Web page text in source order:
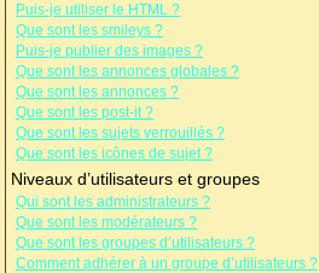
Puis-je utiliser le HTML ?
Que sont les smileys ?
Puis-je publier des images ?
Que sont les annonces globales ?
Que sont les annonces ?
Que sont les post-it ?
Que sont les sujets verrouillés ?
Que sont les icônes de sujet ?
Niveaux d’utilisateurs et groupes
Qui sont les administrateurs ?
Que sont les modérateurs ?
Que sont les groupes d’utilisateurs ?
Comment adhérer à un groupe d’utilisateurs ?